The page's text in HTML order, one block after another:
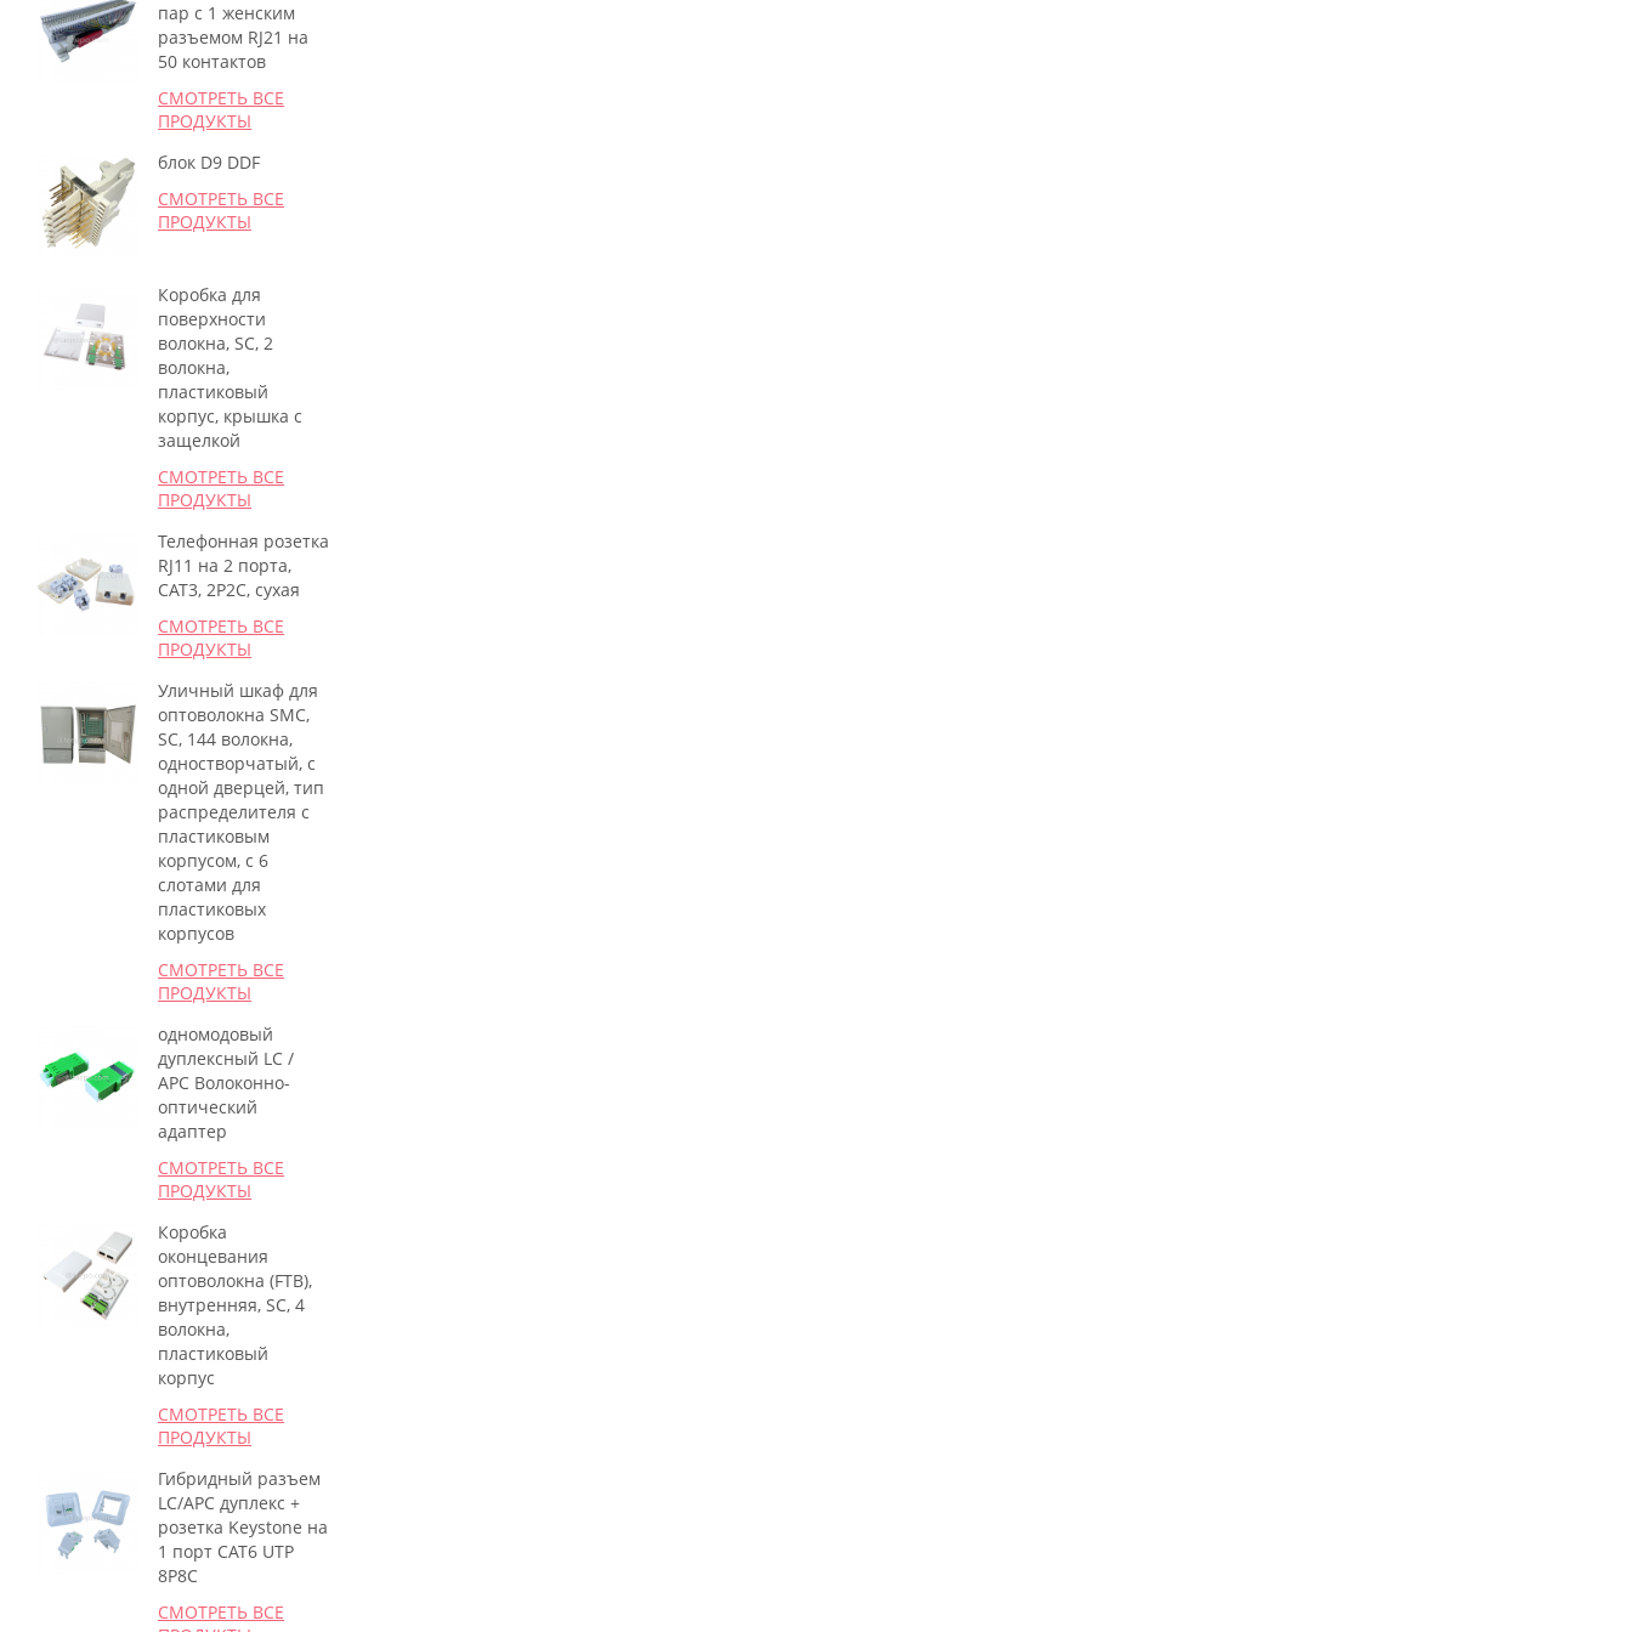
пар с 1 женским
разъемом RJ21 на
50 контактов
СМОТРЕТЬ ВСЕ
ПРОДУКТЫ
блок D9 DDF
СМОТРЕТЬ ВСЕ
ПРОДУКТЫ
Коробка для
поверхности
волокна, SC, 2
волокна,
пластиковый
корпус, крышка с
защелкой
СМОТРЕТЬ ВСЕ
ПРОДУКТЫ
Телефонная розетка
RJ11 на 2 порта,
CAT3, 2P2C, сухая
СМОТРЕТЬ ВСЕ
ПРОДУКТЫ
Уличный шкаф для
оптоволокна SMC,
SC, 144 волокна,
одностворчатый, с
одной дверцей, тип
распределителя с
пластиковым
корпусом, с 6
слотами для
пластиковых
корпусов
СМОТРЕТЬ ВСЕ
ПРОДУКТЫ
одномодовый
дуплексный LC /
APC Волоконно-
оптический
адаптер
СМОТРЕТЬ ВСЕ
ПРОДУКТЫ
Коробка
оконцевания
оптоволокна (FTB),
внутренняя, SC, 4
волокна,
пластиковый
корпус
СМОТРЕТЬ ВСЕ
ПРОДУКТЫ
Гибридный разъем
LC/APC дуплекс +
розетка Keystone на
1 порт CAT6 UTP
8P8C
СМОТРЕТЬ ВСЕ